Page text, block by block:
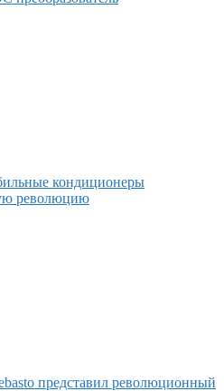
кондиционеры
революцию
представил революционный